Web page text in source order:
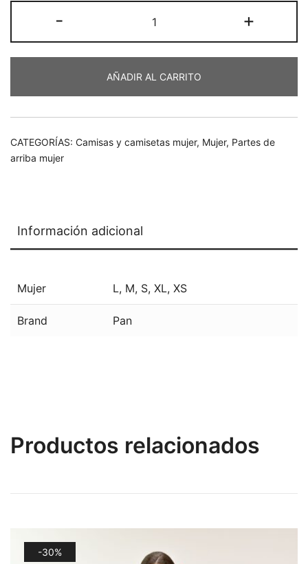
€65,55.
€45,89.
-
cantidad
+
AÑADIR AL CARRITO
CATEGORÍAS: Camisas y camisetas mujer, Mujer, Partes de
arriba mujer
Información adicional
Mujer L, M, S, XL, XS
Brand Pan
Productos relacionados
-30%